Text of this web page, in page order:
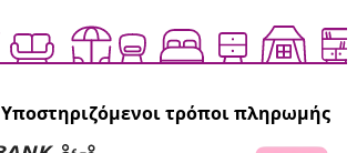
Υποστηριζόμενοι τρόποι πληρωμής